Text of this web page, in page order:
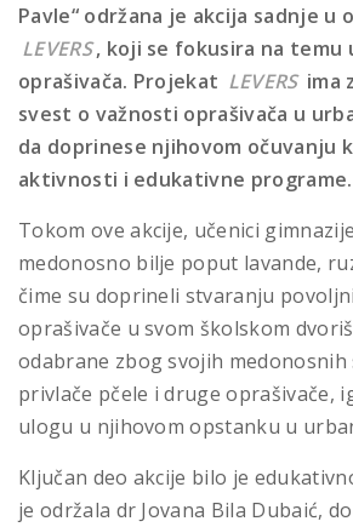
Pavle“ održana je akcija sadnje u
LEVERS, koji se fokusira na temu
oprašivača. Projekat LEVERS ima
svest o važnosti oprašivača u
da doprinese njihovom očuvanju
aktivnosti i edukativne programe.
Tokom ove akcije, učenici
medonosno bilje poput lavande,
čime su doprineli stvaranju
oprašivače u svom školskom
odabrane zbog svojih medonosnih
privlače pčele i druge oprašivače,
ulogu u njihovom opstanku u
Ključan deo akcije bilo je
je održala dr Jovana Bila Dubaić,